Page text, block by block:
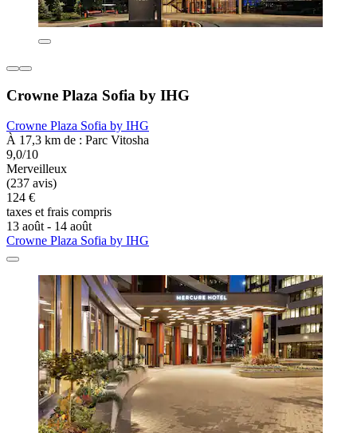
Crowne Plaza Sofia by IHG
Crowne Plaza Sofia by IHG
À 17,3 km de : Parc Vitosha
9,0/10
Merveilleux
(237 avis)
124 €
taxes et frais compris
13 août - 14 août
Crowne Plaza Sofia by IHG